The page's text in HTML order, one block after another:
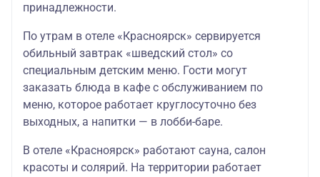
принадлежности.
По утрам в отеле «Красноярск» сервируется
обильный завтрак «шведский стол» со
специальным детским меню. Гости могут
заказать блюда в кафе с обслуживанием по
меню, которое работает круглосуточно без
выходных, а напитки — в лобби-баре.
В отеле «Красноярск» работают сауна, салон
красоты и солярий. На территории работает